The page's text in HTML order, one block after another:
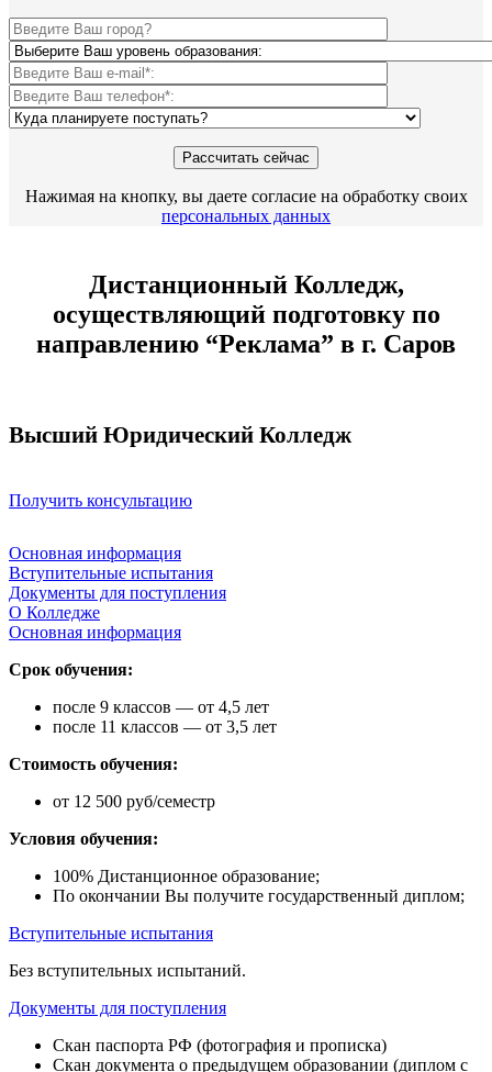
Нажимая на кнопку, вы даете согласие на обработку своих
персональных данных
Дистанционный Колледж,
осуществляющий подготовку по
направлению “Реклама” в г. Саров
Высший Юридический Колледж
Получить консультацию
Основная информация
Вступительные испытания
Документы для поступления
О Колледже
Основная информация
Срок обучения:
после 9 классов — от 4,5 лет
после 11 классов — от 3,5 лет
Стоимость обучения:
от 12 500 руб/семестр
Условия обучения:
100% Дистанционное образование;
По окончании Вы получите государственный диплом;
Вступительные испытания
Без вступительных испытаний.
Документы для поступления
Скан паспорта РФ (фотография и прописка)
Скан документа о предыдущем образовании (диплом с